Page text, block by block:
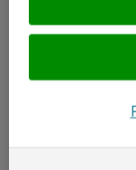
Aplankykite